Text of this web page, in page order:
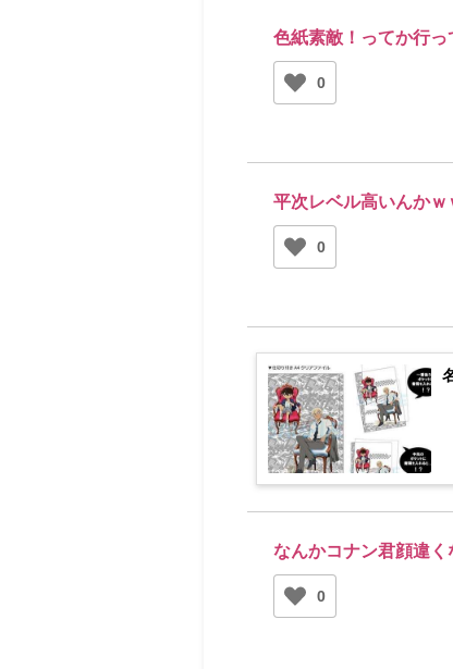
色紙素敵！ってか行
0
平次レベル高いんかｗ
0
なんかコナン君顔違く
0